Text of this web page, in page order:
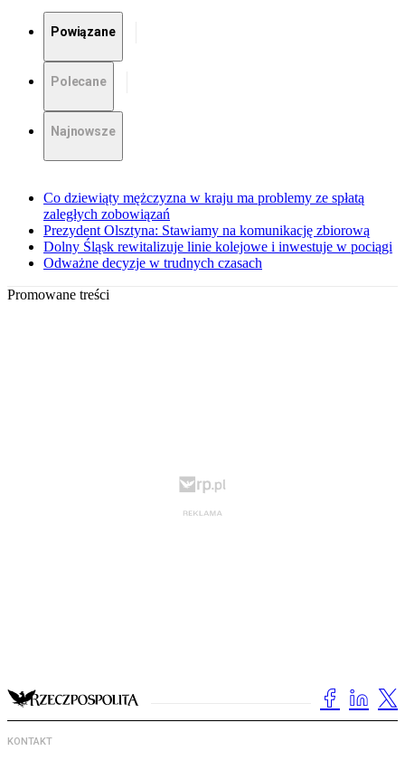
Powiązane
Polecane
Najnowsze
Co dziewiąty mężczyzna w kraju ma problemy ze spłatą
zaległych zobowiązań
Prezydent Olsztyna: Stawiamy na komunikację zbiorową
Dolny Śląsk rewitalizuje linie kolejowe i inwestuje w pociągi
Odważne decyzje w trudnych czasach
Promowane treści
KONTAKT